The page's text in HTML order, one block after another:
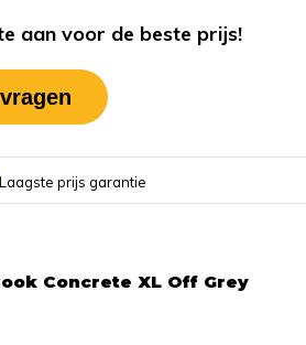
aan voor de beste prijs!
Laagste prijs garantie
Concrete XL Off Grey